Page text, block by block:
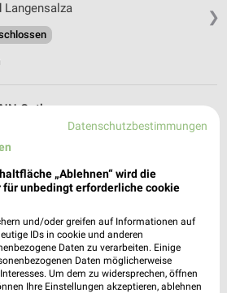
❯
Langensalza
Gotha
Gotha
9 -13
Datenschutzbestimmungen
„Ablehnen“ wird die
unbedingt erforderliche cookie
und/oder greifen auf Informationen auf
IDs in cookie und anderen
Daten zu verarbeiten. Einige
Daten möglicherweise
Um dem zu widersprechen, öffnen
Ihre Einstellungen akzeptieren, ablehnen